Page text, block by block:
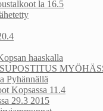
la 16.5
haaskalla
Pyhännällä
Kopsassa 11.4
29.3 2015